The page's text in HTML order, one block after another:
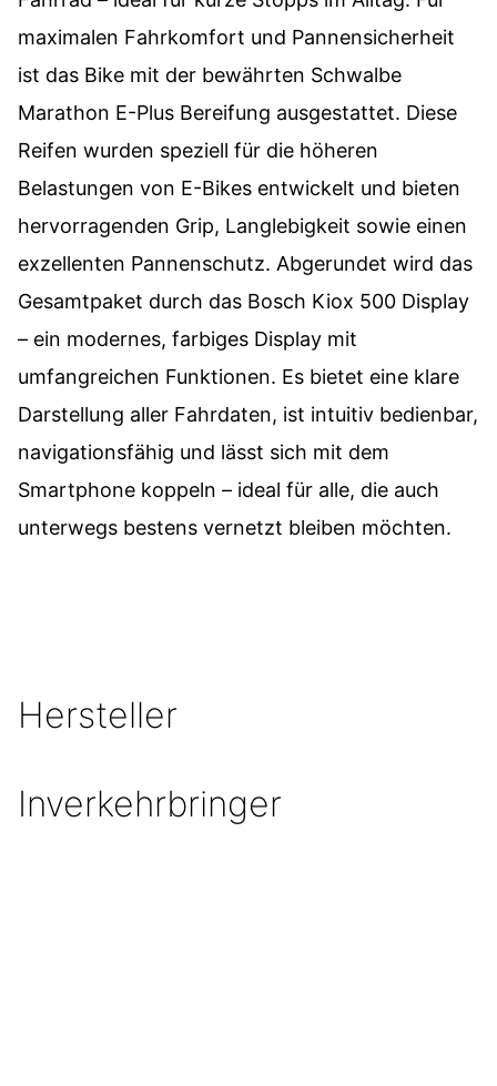
maximalen Fahrkomfort und Pannensicherheit
ist das Bike mit der bewährten Schwalbe
Marathon E-Plus Bereifung ausgestattet. Diese
Reifen wurden speziell für die höheren
Belastungen von E-Bikes entwickelt und bieten
hervorragenden Grip, Langlebigkeit sowie einen
exzellenten Pannenschutz. Abgerundet wird das
Gesamtpaket durch das Bosch Kiox 500 Display
– ein modernes, farbiges Display mit
umfangreichen Funktionen. Es bietet eine klare
Darstellung aller Fahrdaten, ist intuitiv bedienbar,
navigationsfähig und lässt sich mit dem
Smartphone koppeln – ideal für alle, die auch
unterwegs bestens vernetzt bleiben möchten.
Hersteller
Inverkehrbringer